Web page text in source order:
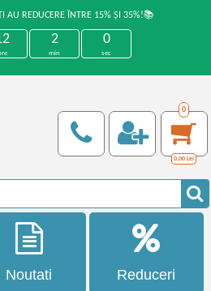
AU REDUCERE ÎNTRE 15% ȘI 35%!📚
2
min
0
sec
0
0,00 Lei
Noutati Reduceri